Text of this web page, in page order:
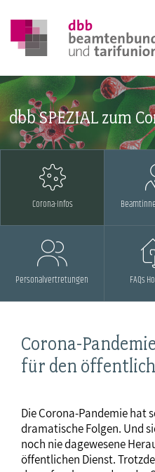
dbb SPEZIAL zum
Corona-Infos
Personalvertretungen FAQs
Corona-
für den
Die Corona-Pandemie hat
dramatische Folgen. Und
noch nie dagewesene
öffentlichen Dienst.